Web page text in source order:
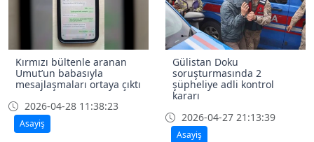
Kırmızı bültenle aranan
Umut’un babasıyla
mesajlaşmaları ortaya çıktı
2026-04-28 11:38:23
Asayiş
Gülistan Doku
soruşturmasında 2
şüpheliye adli kontrol
kararı
2026-04-27 21:13:39
Asayiş